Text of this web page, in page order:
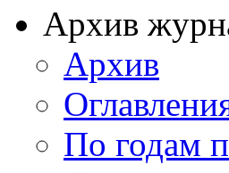
Архив
Архив
По годам